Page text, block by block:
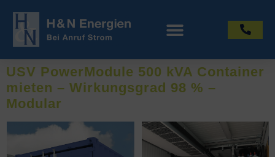
USV PowerModule 500 kVA Container
mieten – Wirkungsgrad 98 % –
Modular